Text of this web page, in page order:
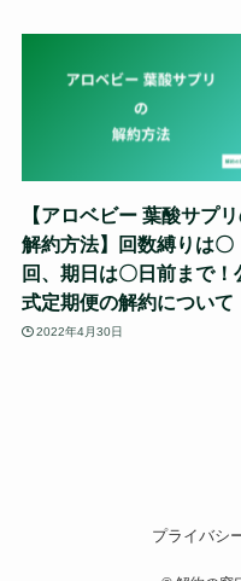
【アロベビー 葉酸サプ
解約方法】回数縛りは〇
回、期日は〇日前まで！
式定期便の解約について
2022年4月30日
プライバシ